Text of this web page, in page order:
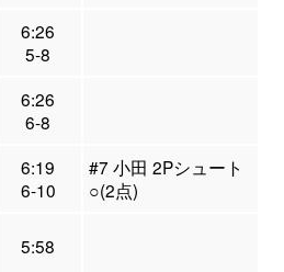
6:26
5-8
6:26
6-8
6:19
6-10
#7 小田 2Pシュート
○(2点)
5:58